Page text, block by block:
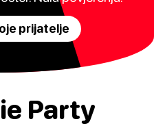
prijatelje
Party